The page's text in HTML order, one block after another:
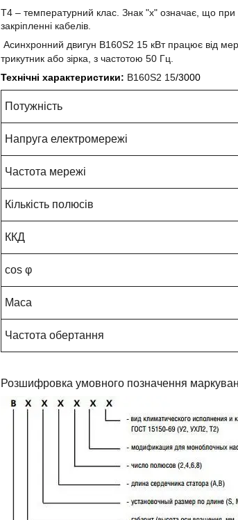
Т4 – температурний клас. Знак "х" означає, що при
закріпленні кабелів.
Асинхронний двигун В160Ѕ2 15 кВт працює від
трикутник або зірка, з частотою 50 Гц.
Технічні характеристики: В160Ѕ2 15/3000
Потужність
Напруга електромережі
Частота мережі
Кількість полюсів
ККД
cos φ
Маса
Частота обертання
Розшифровка умовного позначення